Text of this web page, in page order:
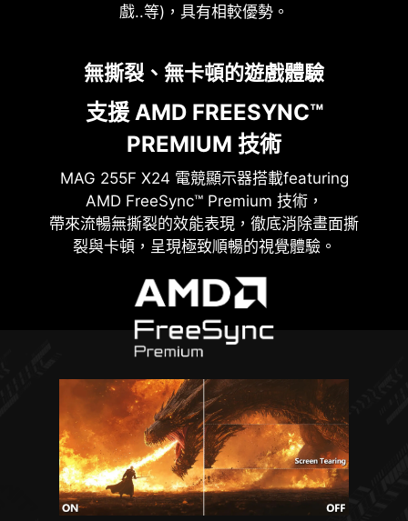
戲..等)，具有相較優勢。
無撕裂、無卡頓的遊戲體驗
支援 AMD FREESYNC™
PREMIUM 技術
MAG 255F X24 電競顯示器搭載featuring
AMD FreeSync™ Premium 技術，
帶來流暢無撕裂的效能表現，徹底消除畫面撕
裂與卡頓，呈現極致順暢的視覺體驗。